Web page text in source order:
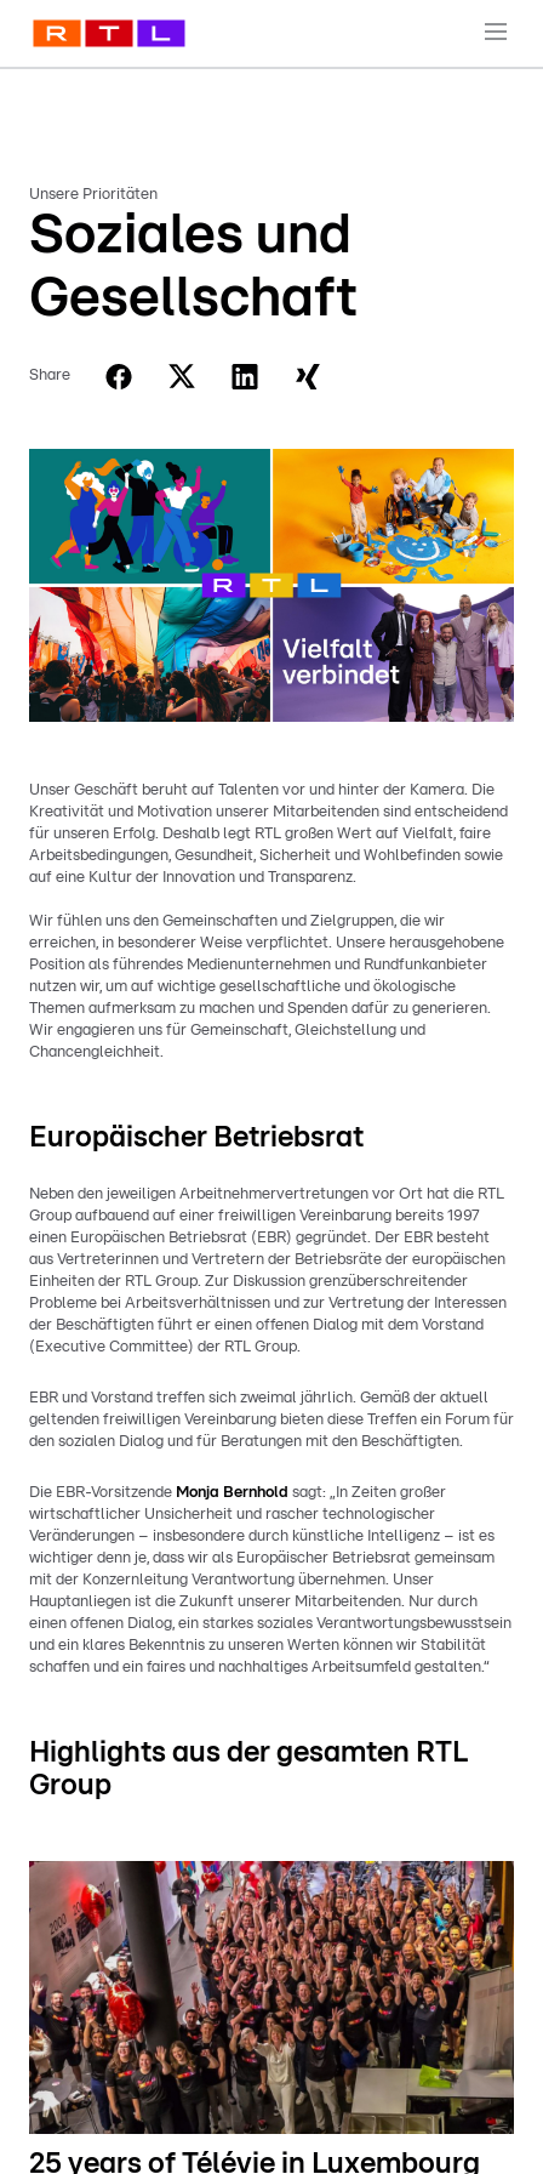
Unsere Prioritäten
Soziales und
Gesellschaft
Share
Unser Geschäft beruht auf Talenten vor und hinter der Kamera. Die
Kreativität und Motivation unserer Mitarbeitenden sind entscheidend
für unseren Erfolg. Deshalb legt RTL großen Wert auf Vielfalt, faire
Arbeitsbedingungen, Gesundheit, Sicherheit und Wohlbefinden sowie
auf eine Kultur der Innovation und Transparenz.
Wir fühlen uns den Gemeinschaften und Zielgruppen, die wir
erreichen, in besonderer Weise verpflichtet. Unsere herausgehobene
Position als führendes Medienunternehmen und Rundfunkanbieter
nutzen wir, um auf wichtige gesellschaftliche und ökologische
Themen aufmerksam zu machen und Spenden dafür zu generieren.
Wir engagieren uns für Gemeinschaft, Gleichstellung und
Chancengleichheit.
Europäischer Betriebsrat
Neben den jeweiligen Arbeitnehmervertretungen vor Ort hat die RTL
Group aufbauend auf einer freiwilligen Vereinbarung bereits 1997
einen Europäischen Betriebsrat (EBR) gegründet. Der EBR besteht
aus Vertreterinnen und Vertretern der Betriebsräte der europäischen
Einheiten der RTL Group. Zur Diskussion grenzüberschreitender
Probleme bei Arbeitsverhältnissen und zur Vertretung der Interessen
der Beschäftigten führt er einen offenen Dialog mit dem Vorstand
(Executive Committee) der RTL Group.
EBR und Vorstand treffen sich zweimal jährlich. Gemäß der aktuell
geltenden freiwilligen Vereinbarung bieten diese Treffen ein Forum für
den sozialen Dialog und für Beratungen mit den Beschäftigten.
Die EBR-Vorsitzende Monja Bernhold sagt: „In Zeiten großer
wirtschaftlicher Unsicherheit und rascher technologischer
Veränderungen – insbesondere durch künstliche Intelligenz – ist es
wichtiger denn je, dass wir als Europäischer Betriebsrat gemeinsam
mit der Konzernleitung Verantwortung übernehmen. Unser
Hauptanliegen ist die Zukunft unserer Mitarbeitenden. Nur durch
einen offenen Dialog, ein starkes soziales Verantwortungsbewusstsein
und ein klares Bekenntnis zu unseren Werten können wir Stabilität
schaffen und ein faires und nachhaltiges Arbeitsumfeld gestalten.“
Highlights aus der gesamten RTL
Group
25 years of Télévie in Luxembourg